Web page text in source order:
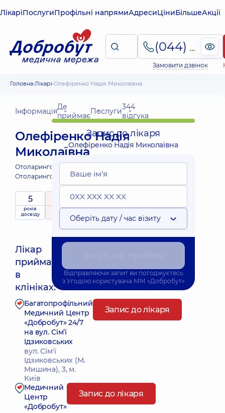
ЛікаріПослугиПрофільні напрямиАдресиЦіниБільшеАкції
(044) 495-2-888
Замовити дзвінок
Головна Лікарі Олефіренко Надія Миколаївна
ІнформаціяДе
приймаєПослуги344
відгука
Олефіренко Надія
Миколаївна
Отоларинголог;
Отоларинголог дитячий;
5
років
досвіду
5 / 5
рейтингна підставі
344 відгука
приймає
дітей
Лікар
приймає
в
клініках:
Найближчий час прийому: Сьогодні о 16:45
Багатопрофільний
Медичний Центр
«Добробут» 24/7
на вул. Сім’ї
Ідзиковських
вул. Сім'ї
Ідзиковських (М.
Мишина), 3, м.
Київ
Запис до лікаря
Медичний
Центр
«Добробут»
Запис до лікаря
Запис до лікаря
Олефіренко Надія Миколаївна
Оберіть дату / час візиту
Відправляючи запит ви погоджуєтесь
з Угодою користувача ММ «Добробут»